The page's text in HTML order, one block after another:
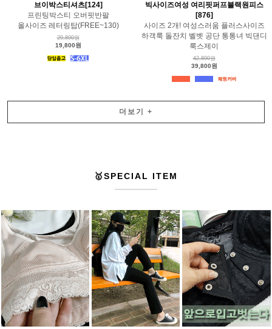
브이박스티셔츠[124]
프린팅박스티 오버핏반팔
올사이즈 레터링탑(FREE~130)
29,800원
19,800원
빅사이즈여성 여리핏퍼프블랙원피스
[876]
사이즈 2개! 여성스러움 플러스사이즈
하객룩 돌잔치 벨벳 공단 통통녀 빅댄디
룩스제이
42,800원
39,800원
더보기 +
🥇SPECIAL ITEM